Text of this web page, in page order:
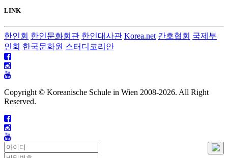
LINK
한인회 한인문화회관 한인대사관 Korea.net 간호협회 국제부
인회 한국문화원 스터디코리안
Copyright © Koreanische Schule in Wien 2008-2026. All Right
Reserved.